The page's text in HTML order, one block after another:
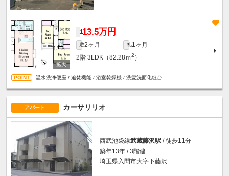
113.5万円
敷2ヶ月 礼1ヶ月
2階 3LDK（82.28ｍ2 ）
温水洗浄便座 / 追焚機能 / 浴室乾燥機 / 洗髪洗面化粧台
アパート カーサリリオ
西武池袋線武蔵藤沢駅 / 徒歩11分
築年13年 / 3階建
埼玉県入間市大字下藤沢